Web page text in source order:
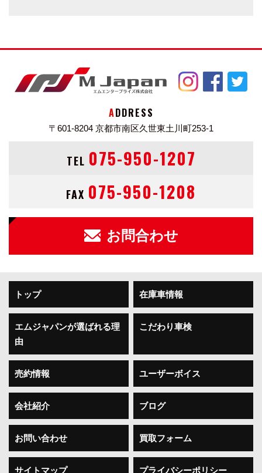
ADDRESS
〒601-8204 京都市南区久世東土川町253-1
TEL 075-950-1207
FAX 075-950-1208
お問合わせ
トップ 在庫車情報
エムジャパンが選ばれる理
由
こだわり車検
売約情報 ユーザーボイス
会社紹介 ブログ
お問い合わせ 買取フォーム
サイトマップ プライバシーポリシー